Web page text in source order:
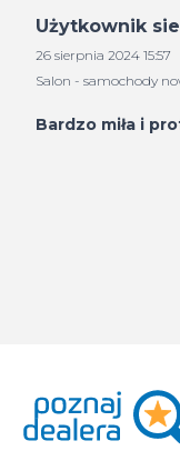
Użytkownik
26 sierpnia 2024 15:57
Salon - samochody
Bardzo miła i